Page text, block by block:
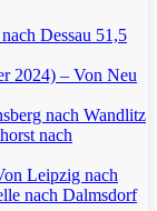
Dessau 51,5
2024) – Von Neu
nach Wandlitz
nach
Leipzig nach
nach Dalmsdorf